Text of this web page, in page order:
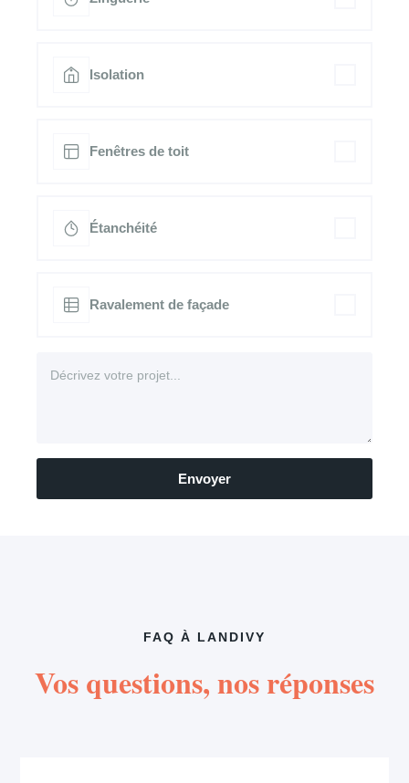
Isolation
Fenêtres de toit
Étanchéité
Ravalement de façade
Envoyer
FAQ À LANDIVY
Vos questions, nos réponses